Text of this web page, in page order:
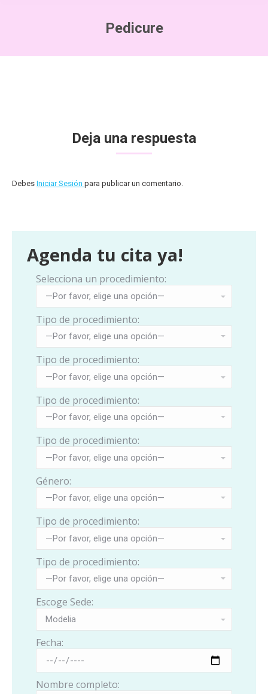
Pedicure
Deja una respuesta
Debes Iniciar Sesión para publicar un comentario.
Agenda tu cita ya!
Selecciona un procedimiento:
Tipo de procedimiento:
Tipo de procedimiento:
Tipo de procedimiento:
Tipo de procedimiento:
Género:
Tipo de procedimiento:
Tipo de procedimiento:
Escoge Sede:
Fecha:
Nombre completo: